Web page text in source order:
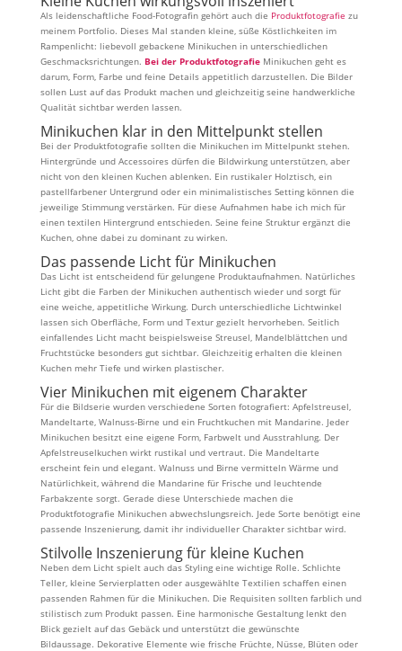
Als leidenschaftliche Food-Fotografin gehört auch die Produktfotografie zu
meinem Portfolio. Dieses Mal standen kleine, süße Köstlichkeiten im
Rampenlicht: liebevoll gebackene Minikuchen in unterschiedlichen
Geschmacksrichtungen. Bei der ProduktfotografieMinikuchen geht es
darum, Form, Farbe und feine Details appetitlich darzustellen. Die Bilder
sollen Lust auf das Produkt machen und gleichzeitig seine handwerkliche
Qualität sichtbar werden lassen.
Minikuchen klar in den Mittelpunkt stellen
Bei der Produktfotografie sollten die Minikuchen im Mittelpunkt stehen.
Hintergründe und Accessoires dürfen die Bildwirkung unterstützen, aber
nicht von den kleinen Kuchen ablenken. Ein rustikaler Holztisch, ein
pastellfarbener Untergrund oder ein minimalistisches Setting können die
jeweilige Stimmung verstärken. Für diese Aufnahmen habe ich mich für
einen textilen Hintergrund entschieden. Seine feine Struktur ergänzt die
Kuchen, ohne dabei zu dominant zu wirken.
Das passende Licht für Minikuchen
Das Licht ist entscheidend für gelungene Produktaufnahmen. Natürliches
Licht gibt die Farben der Minikuchen authentisch wieder und sorgt für
eine weiche, appetitliche Wirkung. Durch unterschiedliche Lichtwinkel
lassen sich Oberfläche, Form und Textur gezielt hervorheben. Seitlich
einfallendes Licht macht beispielsweise Streusel, Mandelblättchen und
Fruchtstücke besonders gut sichtbar. Gleichzeitig erhalten die kleinen
Kuchen mehr Tiefe und wirken plastischer.
Vier Minikuchen mit eigenem Charakter
Für die Bildserie wurden verschiedene Sorten fotografiert: Apfelstreusel,
Mandeltarte, Walnuss-Birne und ein Fruchtkuchen mit Mandarine. Jeder
Minikuchen besitzt eine eigene Form, Farbwelt und Ausstrahlung. Der
Apfelstreuselkuchen wirkt rustikal und vertraut. Die Mandeltarte
erscheint fein und elegant. Walnuss und Birne vermitteln Wärme und
Natürlichkeit, während die Mandarine für Frische und leuchtende
Farbakzente sorgt. Gerade diese Unterschiede machen die
Produktfotografie Minikuchen abwechslungsreich. Jede Sorte benötigt eine
passende Inszenierung, damit ihr individueller Charakter sichtbar wird.
Stilvolle Inszenierung für kleine Kuchen
Neben dem Licht spielt auch das Styling eine wichtige Rolle. Schlichte
Teller, kleine Servierplatten oder ausgewählte Textilien schaffen einen
passenden Rahmen für die Minikuchen. Die Requisiten sollten farblich und
stilistisch zum Produkt passen. Eine harmonische Gestaltung lenkt den
Blick gezielt auf das Gebäck und unterstützt die gewünschte
Bildaussage. Dekorative Elemente wie frische Früchte, Nüsse, Blüten oder